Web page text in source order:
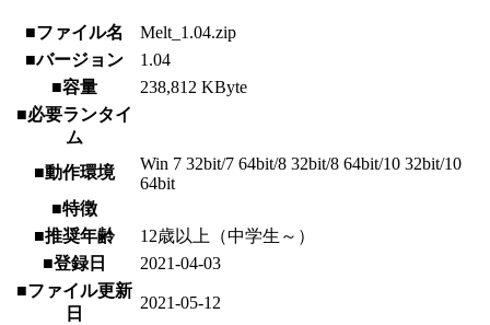
■ファイル名
Melt_1.04.zip
■バージョン
1.04
■容量
238,812 KByte
■必要ランタイ
ム
■動作環境
Win 7 32bit/7 64bit/8 32bit/8 64bit/10 32bit/10
64bit
■特徴
■推奨年齢
12歳以上（中学生～）
■登録日
2021-04-03
■ファイル更新
日
2021-05-12